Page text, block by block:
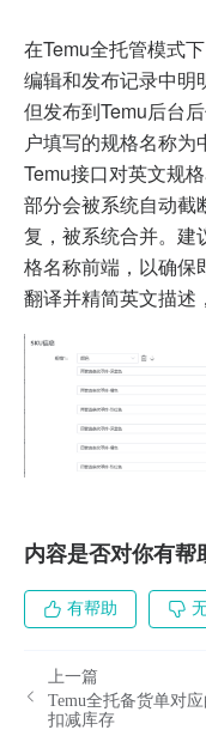
在Temu全托管模式
编辑和发布记录中明
但发布到Temu后台
户填写的规格名称为
Temu接口对英文规
部分会被系统自动截
复，被系统合并。建
格名称前端，以确保
翻译并精简英文描述
内容是否对你有帮
有帮助
上一篇
Temu全托备货单对
扣减库存